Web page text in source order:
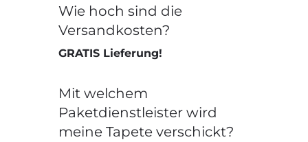
Wie hoch sind die
Versandkosten?
GRATIS Lieferung!
Mit welchem
Paketdienstleister wird
meine Tapete verschickt?